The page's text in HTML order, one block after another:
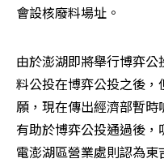
會設核廢料場址。
由於澎湖即將舉行博弈
料公投在博弈公投之後
願，現在傳出經濟部暫
有助於博弈公投通過後
電澎湖區營業處則認為